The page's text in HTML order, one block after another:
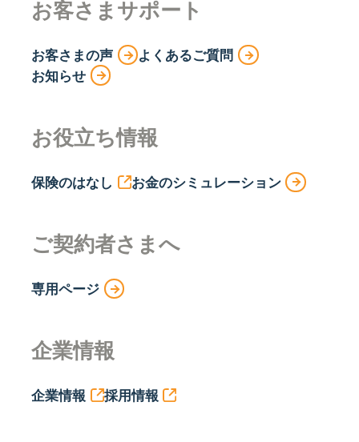
お客さまサポート
お客さまの声
よくあるご質問
お知らせ
お役立ち情報
保険のはなし お金のシミュレーション
ご契約者さまへ
専用ページ
企業情報
企業情報 採用情報